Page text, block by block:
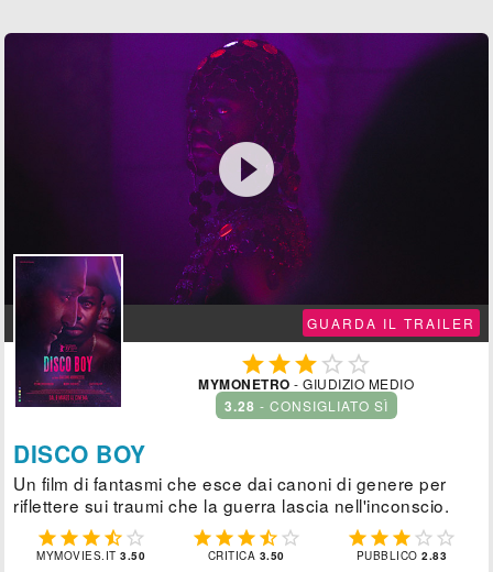

GUARDA IL TRAILER
  
MYMONETRO - GIUDIZIO MEDIO
3.28 - CONSIGLIATO SÌ
DISCO BOY
Un film di fantasmi che esce dai canoni di genere per
riflettere sui traumi che la guerra lascia nell'inconscio.
    
MYMOVIES.IT3.50
    
CRITICA 3.50
    
PUBBLICO2.83